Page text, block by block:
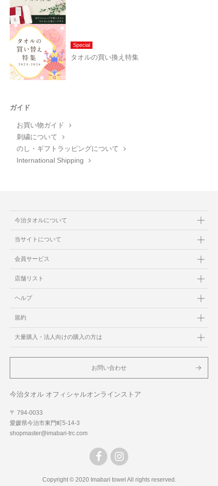
Special
タオルの買い換え特集
ガイド
お買い物ガイド
刺繍について
のし・ギフトラッピングについて
International Shipping
今治タオルについて
当サイトについて
会員サービス
店舗リスト
ヘルプ
規約
大量購入・法人向けの購入の方は
お問い合わせ
今治タオル オフィシャルオンラインストア
〒 794-0033
愛媛県今治市東門町5-14-3
shopmaster@imabari-trc.com
Copyright © 2020 Imabari towel All rights reserved.